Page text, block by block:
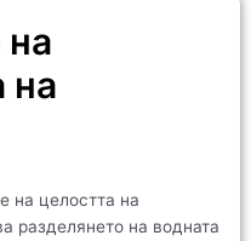
на
на целостта на
разделянето на водната